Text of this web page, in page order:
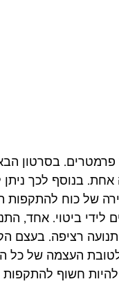
בסרטון
בנוסף לכך
של כוח
ביטוי. אחד,
רציפה. בעצם
לטובת העצמה של
חשוף להתקפות